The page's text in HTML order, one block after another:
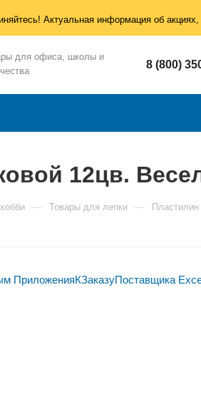
Актуальная информация об
для офиса, школы и
8 (800)
12цв.
— Товары для лепки — Пластилин